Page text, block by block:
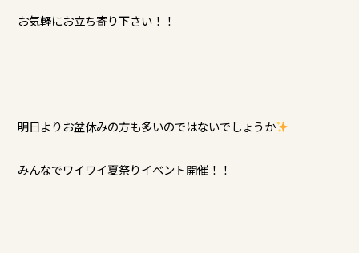
お気軽にお立ち寄り下さい！！
明日よりお盆休みの方も多いのではないでしょうか
みんなでワイワイ夏祭りイベント開催！！